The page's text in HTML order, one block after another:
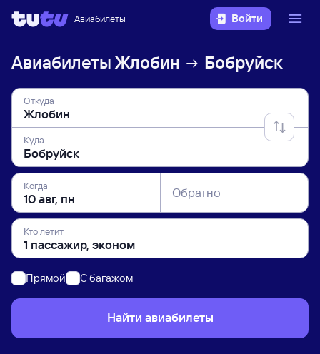
Авиабилеты Войти
Авиабилеты Жлобин Бобруйск
Откуда
Куда
Когда Обратно
Кто летит
Прямой C багажом
Найти авиабилеты